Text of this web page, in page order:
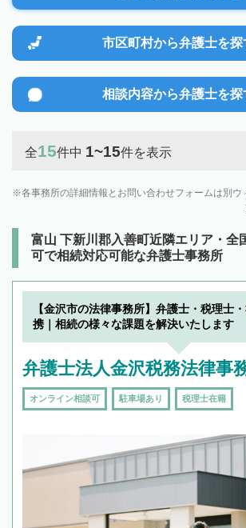
市区町村から弁護士を探
相談内容から弁護士を探
全15件中 1~15件を表示
各事務所の詳細情報とお問い合わせフォームは別ウ
富山 下新川郡入善町近隣エリア・全
可で相続対応可能な弁護士事務所
【金沢市の法律事務所】弁護士・税理士
携｜相続の様々な課題を解決いたします
弁護士法人金沢税務法律事
オンライン相談可 駐車場あり 税理士在籍